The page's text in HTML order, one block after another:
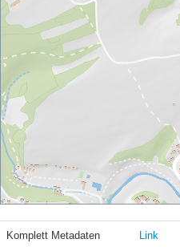
Komplett Metadaten Link